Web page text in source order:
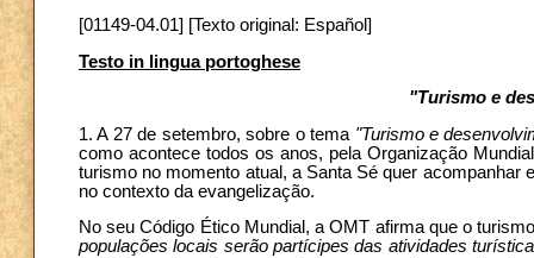
[01149-04.01] [Texto original: Español]
Testo in lingua portoghese
"Turismo e
1. A 27 de setembro, sobre o tema "Turismo e
como acontece todos os anos, pela Organização
turismo no momento atual, a Santa Sé quer acompanhar
no contexto da evangelização.
No seu Código Ético Mundial, a OMT afirma que o
populações locais serão partícipes das atividades